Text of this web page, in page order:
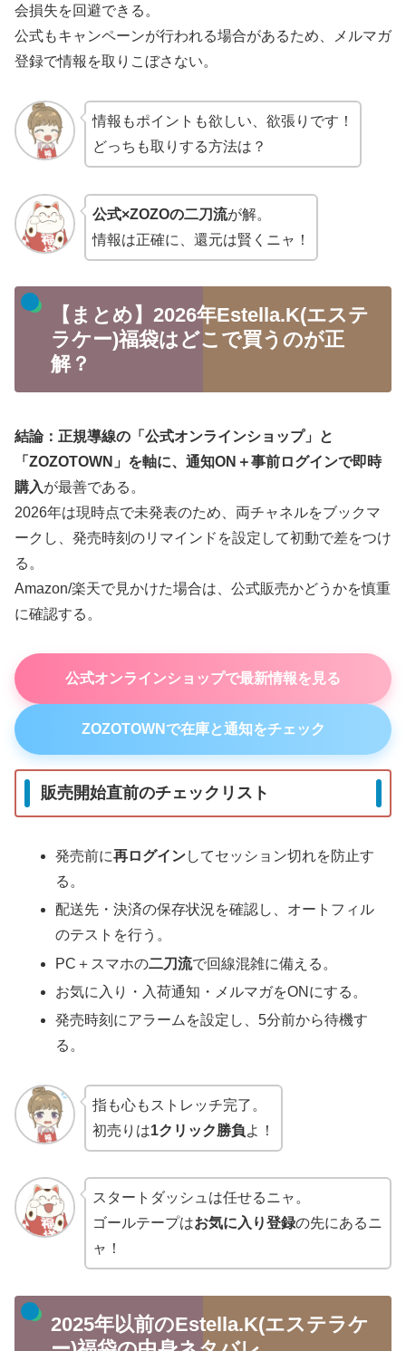
会損失を回避できる。
公式もキャンペーンが行われる場合があるため、メルマガ
登録で情報を取りこぼさない。
情報もポイントも欲しい、欲張りです！
どっちも取りする方法は？
公式×ZOZOの二刀流が解。
情報は正確に、還元は賢くニャ！
【まとめ】2026年Estella.K(エステ
ラケー)福袋はどこで買うのが正
解？
結論：正規導線の「公式オンラインショップ」と
「ZOZOTOWN」を軸に、通知ON＋事前ログインで即時
購入が最善である。
2026年は現時点で未発表のため、両チャネルをブックマ
ークし、発売時刻のリマインドを設定して初動で差をつけ
る。
Amazon/楽天で見かけた場合は、公式販売かどうかを慎重
に確認する。
公式オンラインショップで最新情報を見る
ZOZOTOWNで在庫と通知をチェック
販売開始直前のチェックリスト
発売前に再ログインしてセッション切れを防止す
る。
配送先・決済の保存状況を確認し、オートフィル
のテストを行う。
PC＋スマホの二刀流で回線混雑に備える。
お気に入り・入荷通知・メルマガをONにする。
発売時刻にアラームを設定し、5分前から待機す
る。
指も心もストレッチ完了。
初売りは1クリック勝負よ！
スタートダッシュは任せるニャ。
ゴールテープはお気に入り登録の先にあるニ
ャ！
2025年以前のEstella.K(エステラケ